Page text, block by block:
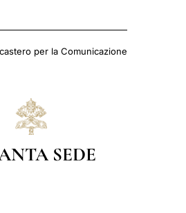
per la Comunicazione
SEDE